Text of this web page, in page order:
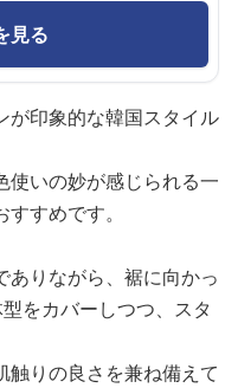
見る
が印象的な韓国スタイル
使いの妙が感じられる一
すめです。
ありながら、裾に向かっ
をカバーしつつ、スタ
触りの良さを兼ね備えて